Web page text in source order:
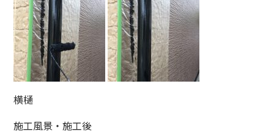
横樋
施工風景・施工後